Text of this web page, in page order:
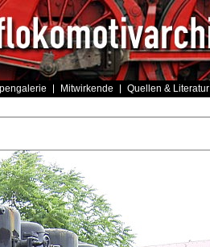
Mitwirkende Quellen & Literatur